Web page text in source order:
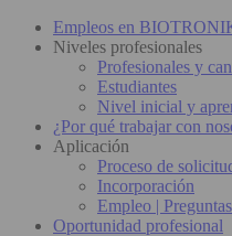
Empleos en
Niveles profesionales
Profesionales y
Estudiantes
Nivel inicial y
¿Por qué trabajar con
Aplicación
Proceso de
Incorporación
Empleo |
Oportunidad profesional